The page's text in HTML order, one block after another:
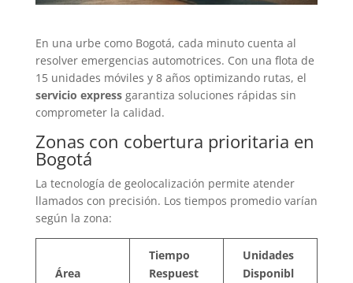
En una urbe como Bogotá, cada minuto cuenta al
resolver emergencias automotrices. Con una flota de
15 unidades móviles y 8 años optimizando rutas, el
servicio expressgarantiza soluciones rápidas sin
comprometer la calidad.
Zonas con cobertura prioritaria en
Bogotá
La tecnología de geolocalización permite atender
llamados con precisión. Los tiempos promedio varían
según la zona:
Área
Tiempo
Respuest
Unidades
Disponibl